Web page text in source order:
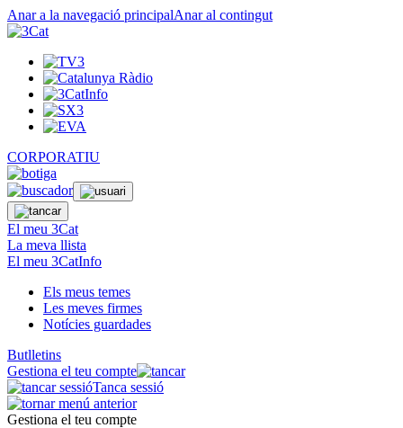
Anar a la navegació principalAnar al contingut
CORPORATIU
El meu 3Cat
La meva llista
El meu 3CatInfo
Els meus temes
Les meves firmes
Notícies guardades
Butlletins
Gestiona el teu compte
Tanca sessió
Gestiona el teu compte